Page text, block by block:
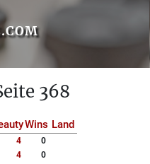
368
Wins Land
4
0
4
0